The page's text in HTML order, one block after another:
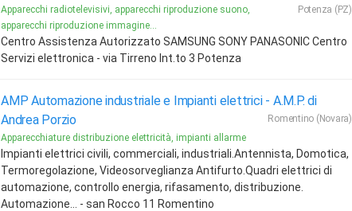
Potenza (PZ)
Apparecchi radiotelevisivi, apparecchi riproduzione suono,
apparecchi riproduzione immagine...
Centro Assistenza Autorizzato SAMSUNG SONY PANASONIC Centro
Servizi elettronica - via Tirreno Int.to 3 Potenza
AMP Automazione industriale e Impianti elettrici - A.M.P. di
Andrea Porzio
Romentino (Novara)
Apparecchiature distribuzione elettricità, impianti allarme
Impianti elettrici civili, commerciali, industriali.Antennista, Domotica,
Termoregolazione, Videosorveglianza Antifurto.Quadri elettrici di
automazione, controllo energia, rifasamento, distribuzione.
Automazione... - san Rocco 11 Romentino